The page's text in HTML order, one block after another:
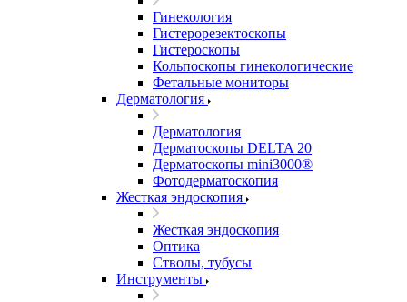
Гинекология
Гистерорезектоскопы
Гистероскопы
Кольпоскопы гинекологические
Фетальные мониторы
Дерматология
Дерматология
Дерматоскопы DELTA 20
Дерматоскопы mini3000®
Фотодерматоскопия
Жесткая эндоскопия
Жесткая эндоскопия
Оптика
Стволы, тубусы
Инструменты